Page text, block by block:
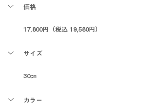
価格
17,800円（税込 19,580円）
サイズ
30㎝
カラー